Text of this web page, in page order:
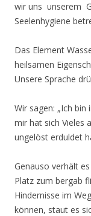
wir uns unserem
Seelenhygiene
Das Element
heilsamen
Unsere Sprache
Wir sagen: „Ich
mir hat sich Vieles
ungelöst erduldet
Genauso verhält
Platz zum bergab
Hindernisse im
können, staut es